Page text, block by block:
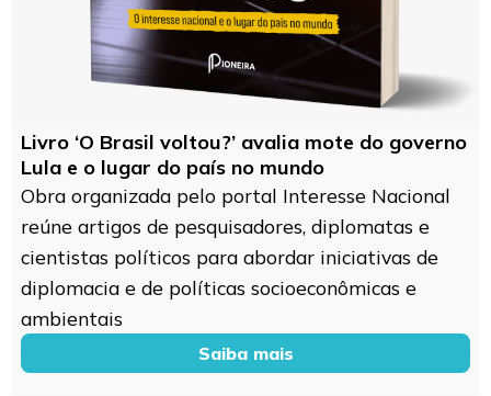
Livro ‘O Brasil voltou?’ avalia mote do governo
Lula e o lugar do país no mundo
Obra organizada pelo portal Interesse Nacional
reúne artigos de pesquisadores, diplomatas e
cientistas políticos para abordar iniciativas de
diplomacia e de políticas socioeconômicas e
ambientais
Saiba mais